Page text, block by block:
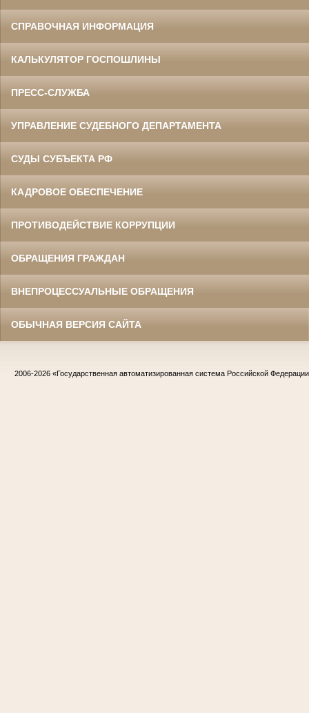
СПРАВОЧНАЯ ИНФОРМАЦИЯ
КАЛЬКУЛЯТОР ГОСПОШЛИНЫ
ПРЕСС-СЛУЖБА
УПРАВЛЕНИЕ СУДЕБНОГО ДЕПАРТАМЕНТА
СУДЫ СУБЪЕКТА РФ
КАДРОВОЕ ОБЕСПЕЧЕНИЕ
ПРОТИВОДЕЙСТВИЕ КОРРУПЦИИ
ОБРАЩЕНИЯ ГРАЖДАН
ВНЕПРОЦЕССУАЛЬНЫЕ ОБРАЩЕНИЯ
ОБЫЧНАЯ ВЕРСИЯ САЙТА
2006-2026 «Государственная автоматизированная система Российской